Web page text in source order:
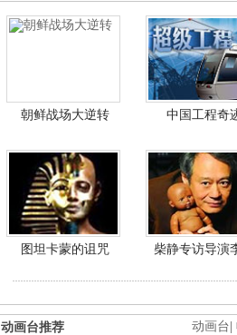
朝鲜战场大逆转 中国工程奇
图坦卡蒙的诅咒 柴静专访导演
动画台
动画台推荐